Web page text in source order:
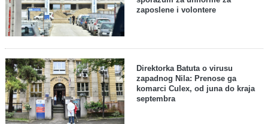
zaposlene i volontere
Direktorka Batuta o virusu
zapadnog Nila: Prenose ga
komarci Culex, od juna do kraja
septembra